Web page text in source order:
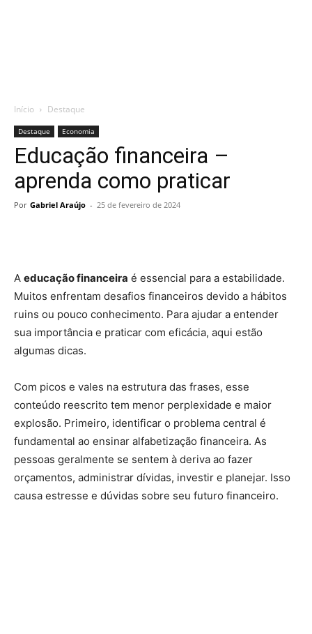
Início Destaque
Destaque Economia
Educação financeira –
aprenda como praticar
Por Gabriel Araújo - 25 de fevereiro de 2024
A educação financeira é essencial para a estabilidade.
Muitos enfrentam desafios financeiros devido a hábitos
ruins ou pouco conhecimento. Para ajudar a entender
sua importância e praticar com eficácia, aqui estão
algumas dicas.
Com picos e vales na estrutura das frases, esse
conteúdo reescrito tem menor perplexidade e maior
explosão. Primeiro, identificar o problema central é
fundamental ao ensinar alfabetização financeira. As
pessoas geralmente se sentem à deriva ao fazer
orçamentos, administrar dívidas, investir e planejar. Isso
causa estresse e dúvidas sobre seu futuro financeiro.